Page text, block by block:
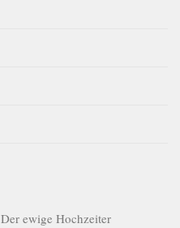
Der ewige Hochzeiter